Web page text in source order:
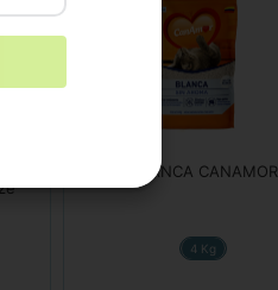
ARENA BLANCA CANAMOR
4 Kg